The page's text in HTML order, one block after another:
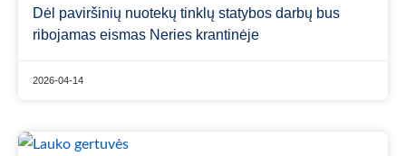
Dėl paviršinių nuotekų tinklų statybos darbų bus
ribojamas eismas Neries krantinėje
2026-04-14